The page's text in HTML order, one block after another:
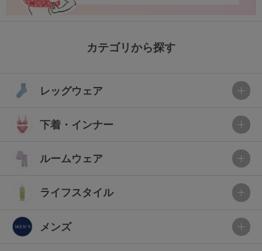
カテゴリから探す
レッグウェア
下着・インナー
ルームウェア
ライフスタイル
メンズ